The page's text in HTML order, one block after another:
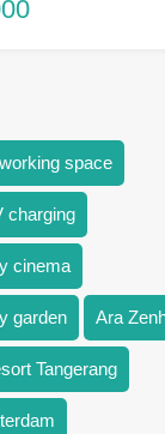
space
charging
cinema
garden Ara
Tangerang